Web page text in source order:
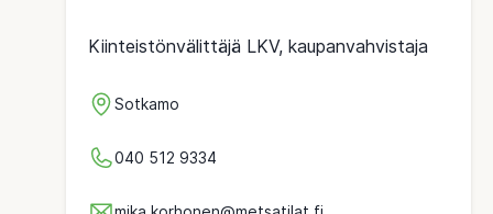
Kiinteistönvälittäjä LKV, kaupanvahvistaja
Sotkamo
040 512 9334